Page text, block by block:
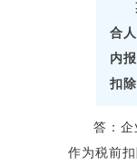
合
内
扣
答：
作为税前